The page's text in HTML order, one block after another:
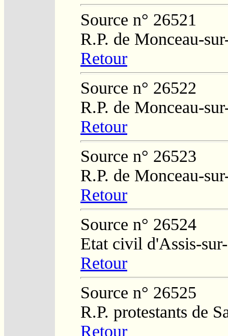
Source n° 26521
R.P. de Monceau-
Retour
Source n° 26522
R.P. de Monceau-
Retour
Source n° 26523
R.P. de Monceau-
Retour
Source n° 26524
Etat civil d'Assis-
Retour
Source n° 26525
R.P. protestants de
Retour